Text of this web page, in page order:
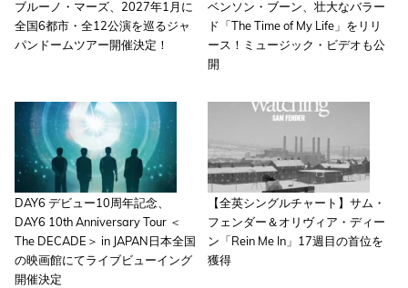
ブルーノ・マーズ、2027年1月に
全国6都市・全12公演を巡るジャ
パンドームツアー開催決定！
ベンソン・ブーン、壮大なバラー
ド「The Time of My Life」をリリ
ース！ミュージック・ビデオも公
開
DAY6 デビュー10周年記念、
DAY6 10th Anniversary Tour ＜
The DECADE＞ in JAPAN日本全国
の映画館にてライブビューイング
開催決定
【全英シングルチャート】サム・
フェンダー＆オリヴィア・ディー
ン「Rein Me In」17週目の首位を
獲得